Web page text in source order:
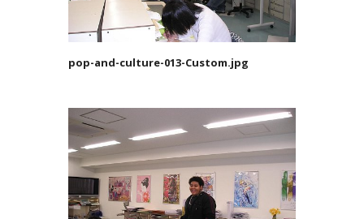
pop-and-culture-013-Custom.jpg